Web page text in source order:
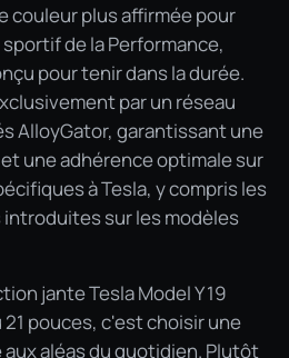
couleur plus affirmée pour
de la Performance,
pour tenir dans la durée.
par un réseau
AlloyGator, garantissant une
une adhérence optimale sur
à Tesla, y compris les
sur les modèles
jante Tesla Model Y 19
pouces, c'est choisir une
aléas du quotidien. Plutôt